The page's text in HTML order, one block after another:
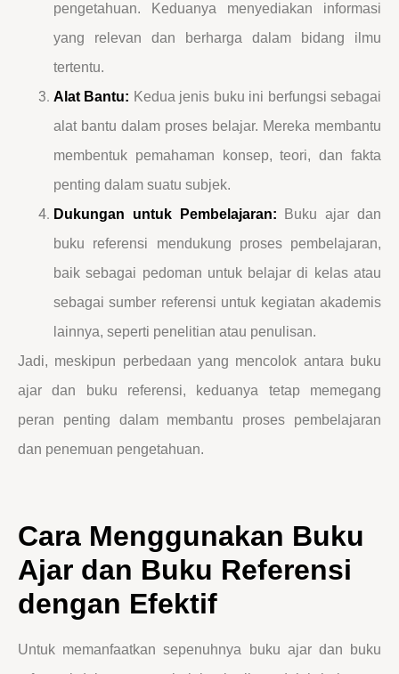
pengetahuan. Keduanya menyediakan informasi
yang relevan dan berharga dalam bidang ilmu
tertentu.
Alat Bantu: Kedua jenis buku ini berfungsi sebagai
alat bantu dalam proses belajar. Mereka membantu
membentuk pemahaman konsep, teori, dan fakta
penting dalam suatu subjek.
Dukungan untuk Pembelajaran: Buku ajar dan
buku referensi mendukung proses pembelajaran,
baik sebagai pedoman untuk belajar di kelas atau
sebagai sumber referensi untuk kegiatan akademis
lainnya, seperti penelitian atau penulisan.
Jadi, meskipun perbedaan yang mencolok antara buku
ajar dan buku referensi, keduanya tetap memegang
peran penting dalam membantu proses pembelajaran
dan penemuan pengetahuan.
Cara Menggunakan Buku
Ajar dan Buku Referensi
dengan Efektif
Untuk memanfaatkan sepenuhnya buku ajar dan buku